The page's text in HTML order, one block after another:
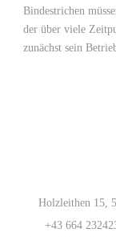
Bindestrichen
der über viele
zunächst sein
Holzleithen 15,
+43